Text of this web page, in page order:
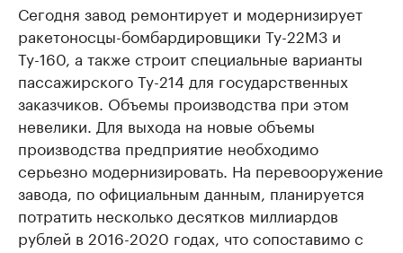
Сегодня завод ремонтирует и модернизирует
ракетоносцы-бомбардировщики Ту-22М3 и
Ту-160, а также строит специальные варианты
пассажирского Ту-214 для государственных
заказчиков. Объемы производства при этом
невелики. Для выхода на новые объемы
производства предприятие необходимо
серьезно модернизировать. На перевооружение
завода, по официальным данным, планируется
потратить несколько десятков миллиардов
рублей в 2016-2020 годах, что сопоставимо с